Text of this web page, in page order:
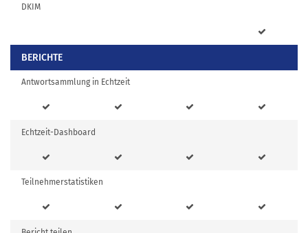
DKIM
BERICHTE
Antwortsammlung in Echtzeit
Echtzeit-Dashboard
Teilnehmerstatistiken